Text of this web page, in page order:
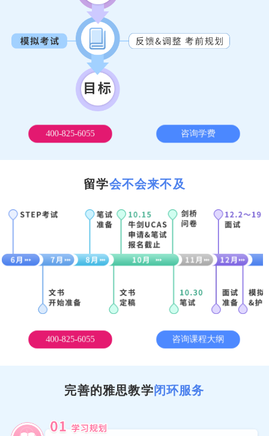
400-825-6055 咨询学费
留学会不会来不及
400-825-6055 咨询课程大纲
完善的雅思教学闭环服务